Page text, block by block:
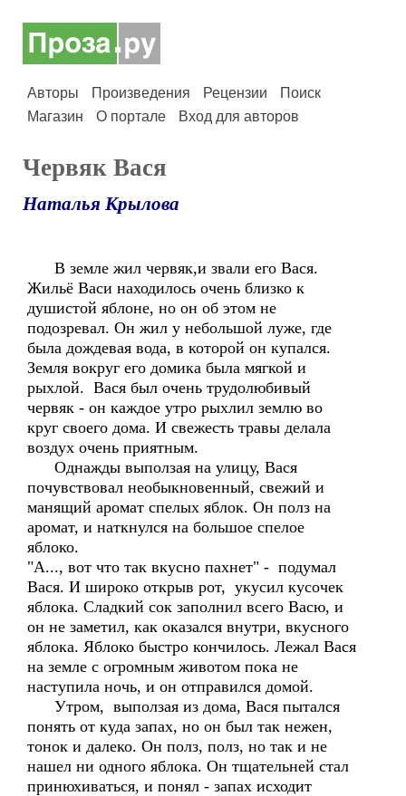
Авторы Произведения Рецензии
Поиск
Магазин
О портале Вход для авторов
Червяк Вася
Наталья Крылова
В земле жил червяк,и звали его Вася.
Жильё Васи находилось очень близко к
душистой яблоне, но он об этом не
подозревал. Он жил у небольшой луже, где
была дождевая вода, в которой он купался.
Земля вокруг его домика была мягкой и
рыхлой. Вася был очень трудолюбивый
червяк - он каждое утро рыхлил землю во
круг своего дома. И свежесть травы делала
воздух очень приятным.
Однажды выползая на улицу, Вася
почувствовал необыкновенный, свежий и
манящий аромат спелых яблок. Он полз на
аромат, и наткнулся на большое спелое
яблоко.
"А..., вот что так вкусно пахнет" - подумал
Вася. И широко открыв рот, укусил кусочек
яблока. Сладкий сок заполнил всего Васю, и
он не заметил, как оказался внутри, вкусного
яблока. Яблоко быстро кончилось. Лежал Вася
на земле с огромным животом пока не
наступила ночь, и он отправился домой.
Утром, выползая из дома, Вася пытался
понять от куда запах, но он был так нежен,
тонок и далеко. Он полз, полз, но так и не
нашел ни одного яблока. Он тщательней стал
принюхиваться, и понял - запах исходит